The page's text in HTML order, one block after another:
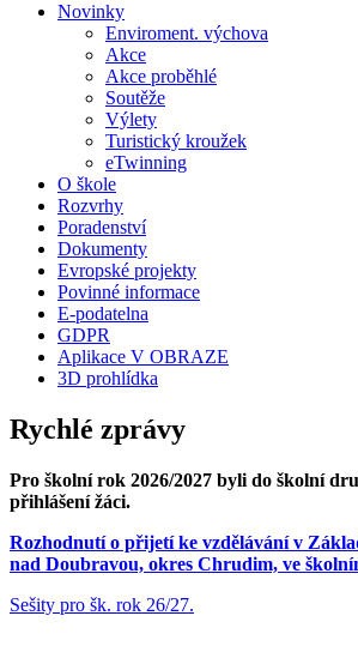
Novinky
Enviroment. výchova
Akce
Akce proběhlé
Soutěže
Výlety
Turistický kroužek
eTwinning
O škole
Rozvrhy
Poradenství
Dokumenty
Evropské projekty
Povinné informace
E-podatelna
GDPR
Aplikace V OBRAZE
3D prohlídka
Rychlé zprávy
Pro školní rok 2026/2027 byli do školní
přihlášení žáci.
Rozhodnutí o přijetí ke vzdělávání v
nad Doubravou, okres Chrudim, ve
Sešity pro šk. rok 26/27.